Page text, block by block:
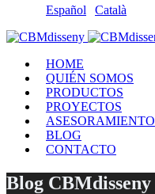
Español Català
HOME
QUIÉN SOMOS
PRODUCTOS
PROYECTOS
ASESORAMIENTO
BLOG
CONTACTO
Blog CBMdisseny